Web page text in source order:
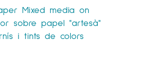
Mixed media on
sobre papel "artesà"
i tints de colors